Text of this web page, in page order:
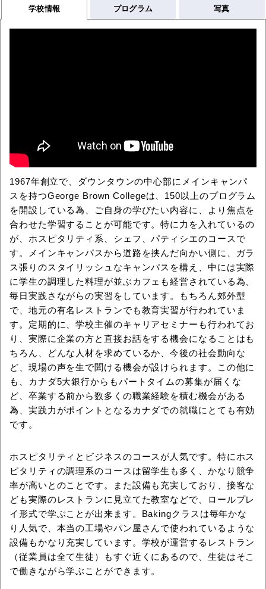
学校情報 プログラム 写真
1967年創立で、ダウンタウンの中心部にメインキャンパ
スを持つGeorge Brown Collegeは、150以上のプログラム
を開設している為、ご自身の学びたい内容に、より焦点を
合わせた学習することが可能です。特に力を入れているの
が、ホスピタリティ系、シェフ、パティシエのコースで
す。メインキャンパスから道路を挟んだ向かい側に、ガラ
ス張りのスタイリッシュなキャンパスを構え、中には実際
に学生の調理した料理が並ぶカフェも経営されている為、
毎日実践さながらの実習をしています。もちろん郊外型
で、地元の有名レストランでも教育実習が行われていま
す。定期的に、学校主催のキャリアセミナーも行われてお
り、実際に企業の方と直接お話をする機会になることはも
ちろん、どんな人材を求めているか、今後の社会動向な
ど、現場の声を生で聞ける機会が設けられます。この他に
も、カナダ5大銀行からもパートタイムの募集が届くな
ど、卒業する前から数多くの職業経験を積む機会がある
為、実践力がポイントとなるカナダでの就職にとても有効
です。
ホスピタリティとビジネスのコースが人気です。特にホス
ピタリティの調理系のコースは留学生も多く、かなり競争
率が高いとのことです。また設備も充実しており、接客な
ども実際のレストランに見立てた教室などで、ロールプレ
イ形式で学ぶことが出来ます。Bakingクラスは毎年かな
り人気で、本当の工場やパン屋さんで使われているような
設備もかなり充実しています。学校が運営するレストラン
（従業員は全て生徒）もすぐ近くにあるので、生徒はそこ
で働きながら学ぶことができます。